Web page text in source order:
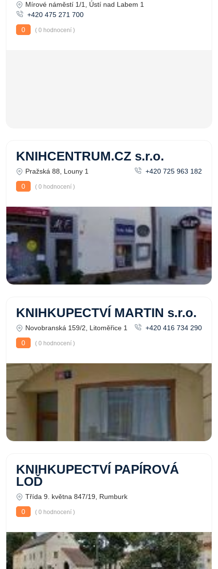
Mírové náměstí 1/1, Ústí nad Labem 1
+420 475 271 700
0
( 0 hodnocení )
KNIHCENTRUM.CZ s.r.o.
Pražská 88, Louny 1
+420 725 963 182
0
( 0 hodnocení )
KNIHKUPECTVÍ MARTIN s.r.o.
Novobranská 159/2, Litoměřice 1
+420 416 734 290
0
( 0 hodnocení )
KNIHKUPECTVÍ PAPÍROVÁ
LOĎ
Třída 9. května 847/19, Rumburk
0
( 0 hodnocení )